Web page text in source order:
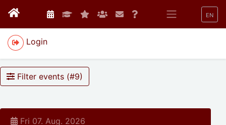
EN
Login
Filter events (#9)
Fri 07. Aug. 2026